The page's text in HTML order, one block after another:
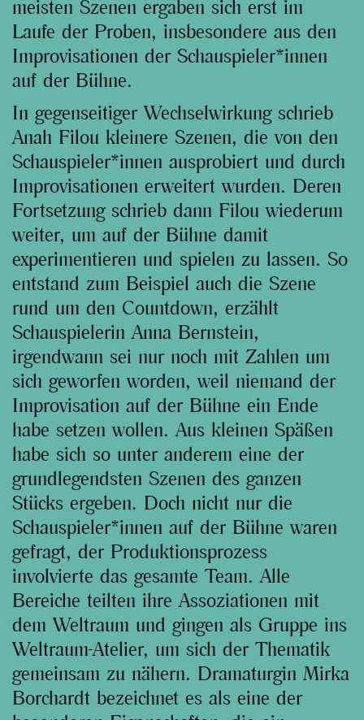
meisten Szenen ergaben sich erst im
Laufe der Proben, insbesondere aus den
Improvisationen der Schauspieler*innen
auf der Bühne.
In gegenseitiger Wechselwirkung schrieb
Anah Filou kleinere Szenen, die von den
Schauspieler*innen ausprobiert und durch
Improvisationen erweitert wurden. Deren
Fortsetzung schrieb dann Filou wiederum
weiter, um auf der Bühne damit
experimentieren und spielen zu lassen. So
entstand zum Beispiel auch die Szene
rund um den Countdown, erzählt
Schauspielerin Anna Bernstein,
irgendwann sei nur noch mit Zahlen um
sich geworfen worden, weil niemand der
Improvisation auf der Bühne ein Ende
habe setzen wollen. Aus kleinen Späßen
habe sich so unter anderem eine der
grundlegendsten Szenen des ganzen
Stücks ergeben. Doch nicht nur die
Schauspieler*innen auf der Bühne waren
gefragt, der Produktionsprozess
involvierte das gesamte Team. Alle
Bereiche teilten ihre Assoziationen mit
dem Weltraum und gingen als Gruppe ins
Weltraum-Atelier, um sich der Thematik
gemeinsam zu nähern. Dramaturgin Mirka
Borchardt bezeichnet es als eine der